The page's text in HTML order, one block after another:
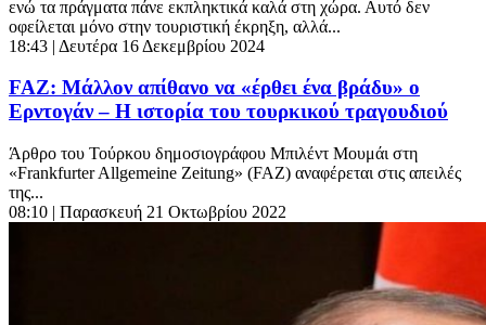
ενώ τα πράγματα πάνε εκπληκτικά καλά στη χώρα. Αυτό δεν
οφείλεται μόνο στην τουριστική έκρηξη, αλλά...
18:43 | Δευτέρα 16 Δεκεμβρίου 2024
FAZ: Μάλλον απίθανο να «έρθει ένα βράδυ» ο
Ερντογάν – Η ιστορία του τουρκικού τραγουδιού
Άρθρο του Τούρκου δημοσιογράφου Μπιλέντ Μουμάι στη
«Frankfurter Allgemeine Zeitung» (FAZ) αναφέρεται στις απειλές
της...
08:10 | Παρασκευή 21 Οκτωβρίου 2022